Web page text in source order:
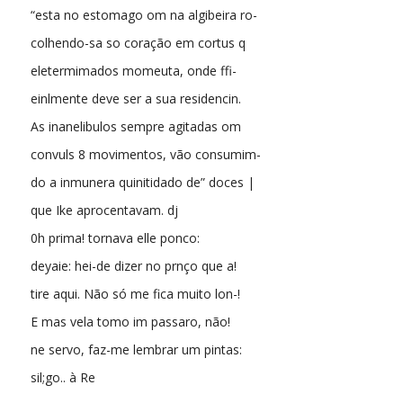
“esta no estomago om na algibeira ro-
colhendo-sa so coração em cortus q
eletermimados momeuta, onde ffi-
einlmente deve ser a sua residencin.
As inanelibulos sempre agitadas om
convuls 8 movimentos, vão consumim-
do a inmunera quinitidado de” doces |
que Ike aprocentavam. dj
0h prima! tornava elle ponco:
deyaie: hei-de dizer no prnço que a!
tire aqui. Não só me fica muito lon-!
E mas vela tomo im passaro, não!
ne servo, faz-me lembrar um pintas:
sil;go.. à Re